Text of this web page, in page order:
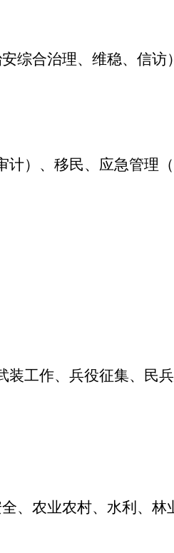
合治理、维稳、信访
） 、移民、应急管理
、兵役征集、民兵
业农村、水利、林业